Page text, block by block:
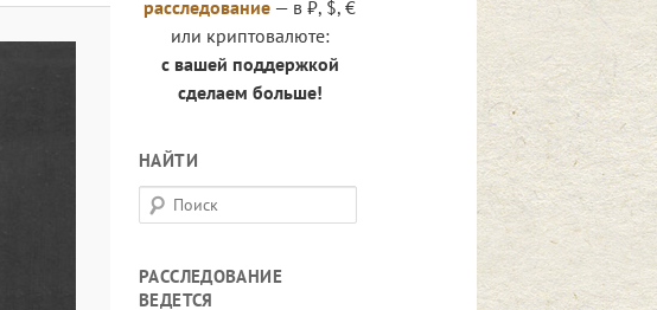
расследование — в ₽, $, €
или криптовалюте:
с вашей поддержкой
сделаем больше!
НАЙТИ
П
о
с
РАССЛЕДОВАНИЕ
ВЕДЕТСЯ